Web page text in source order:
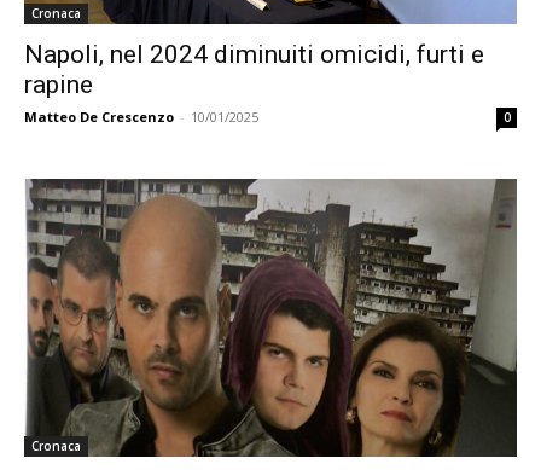
Cronaca
Napoli, nel 2024 diminuiti omicidi, furti e
rapine
Matteo De Crescenzo - 10/01/2025 0
Cronaca